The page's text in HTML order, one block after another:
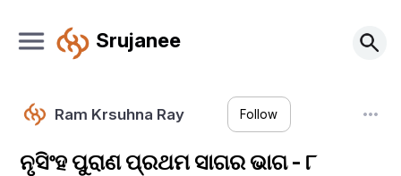
Srujanee
Ram Krsuhna Ray Follow
ନୃସିଂହ ପୁରାଣ ପ୍ରଥମ ସାଗର ଭାଗ - ୮